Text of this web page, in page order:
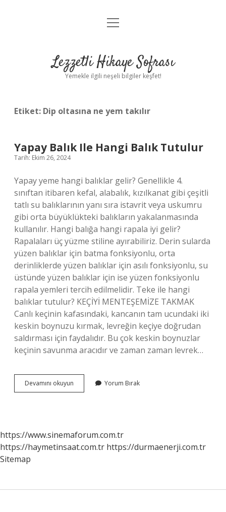
Anasayfa
Yasal Uyarı
menüyü
Lezzetli Hikaye Sofrası
Yemekle ilgili neşeli bilgiler keşfet!
Etiket: Dip oltasına ne yem takılır
Yapay Balık Ile Hangi Balık Tutulur
Tarih: Ekim 26, 2024
Yapay yeme hangi balıklar gelir? Genellikle 4.
sınıftan itibaren kefal, alabalık, kızılkanat gibi çeşitli
tatlı su balıklarının yanı sıra istavrit veya uskumru
gibi orta büyüklükteki balıkların yakalanmasında
kullanılır. Hangi balığa hangi rapala iyi gelir?
Rapalaları üç yüzme stiline ayırabiliriz. Derin sularda
yüzen balıklar için batma fonksiyonlu, orta
derinliklerde yüzen balıklar için asılı fonksiyonlu, su
üstünde yüzen balıklar için ise yüzen fonksiyonlu
rapala yemleri tercih edilmelidir. Teke ile hangi
balıklar tutulur? KEÇİYİ MENTEŞEMİZE TAKMAK
Canlı keçinin kafasındaki, kancanın tam ucundaki iki
keskin boynuzu kırmak, levreğin keçiye doğrudan
saldırması için faydalıdır. Bu çok keskin boynuzlar
keçinin savunma aracıdır ve zaman zaman levrek…
Devamını okuyun
Balık
Yorum Bırak
https://www.sinemaforum.com.tr
https://haymetinsaat.com.tr https://durmaenerji.com.tr
Sitemap